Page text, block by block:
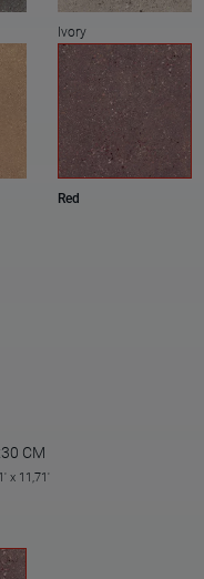
Ivory
Red
CM
x 11,71'